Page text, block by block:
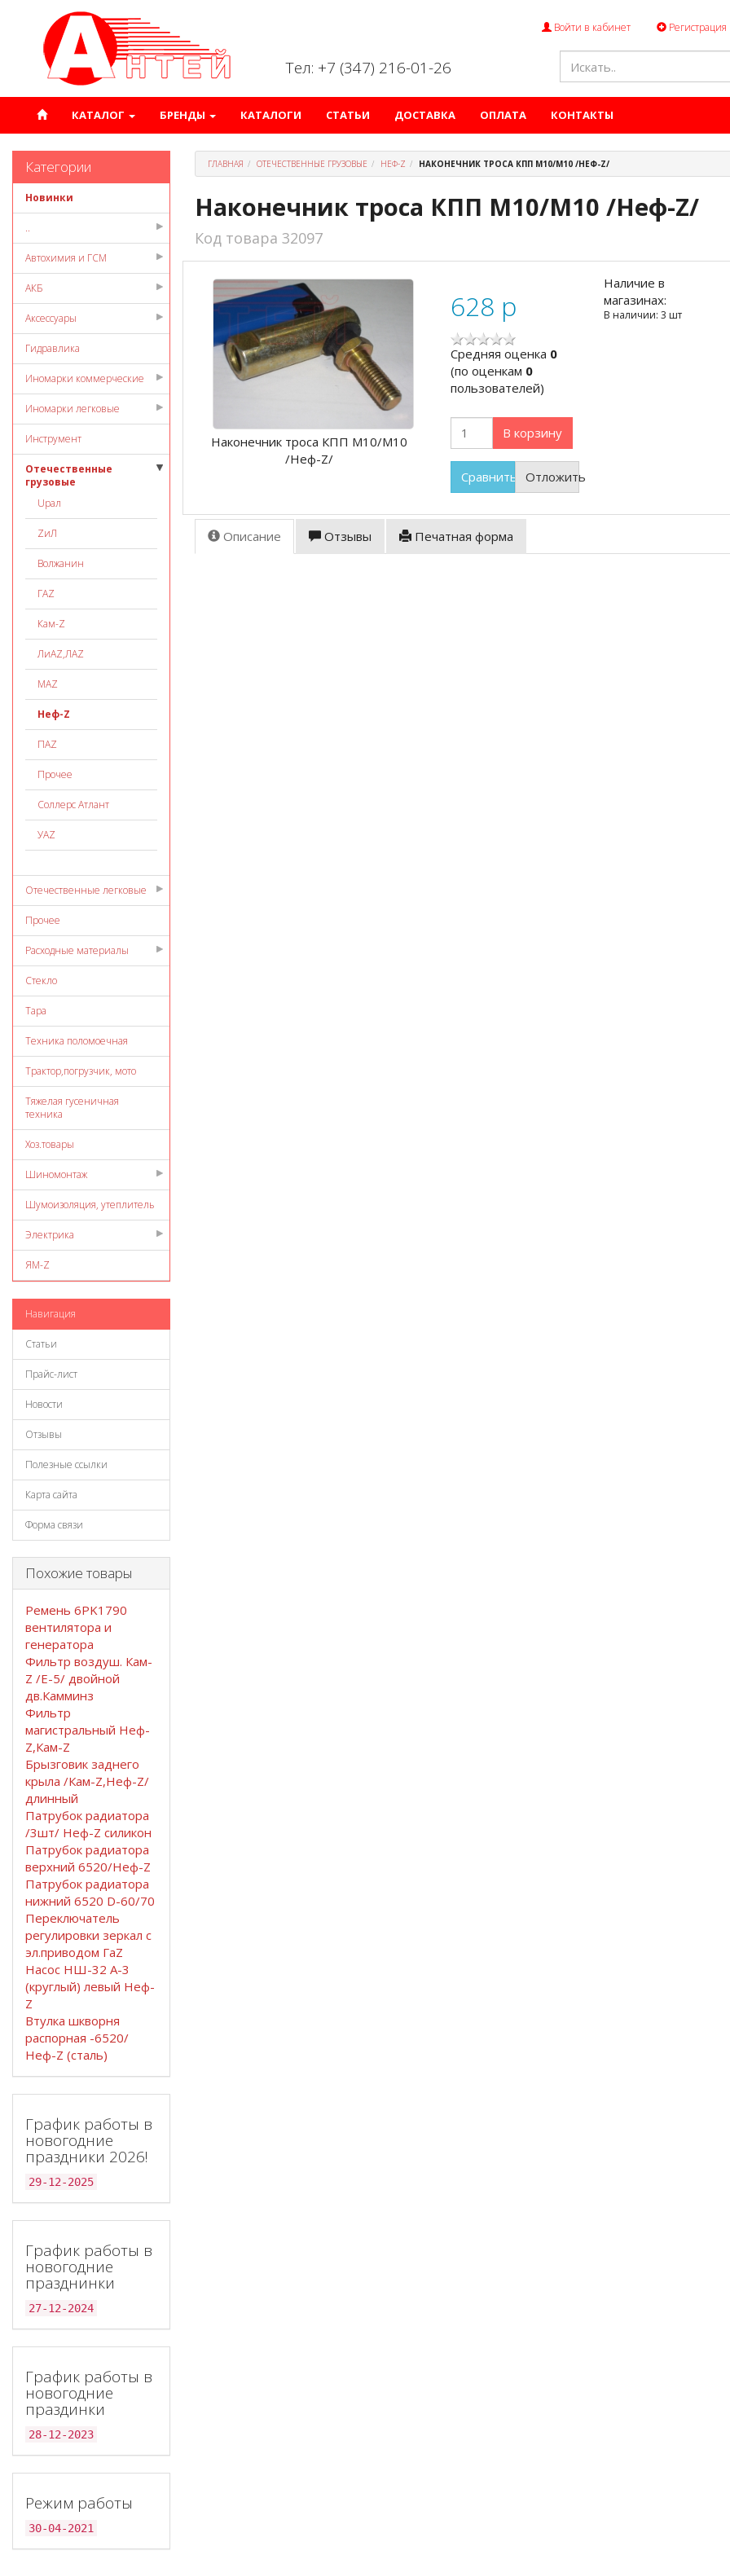
Войти в кабинет Регистрация
Тел: +7 (347) 216-01-26
КАТАЛОГ БРЕНДЫ КАТАЛОГИ СТАТЬИ ДОСТАВКА ОПЛАТА КОНТАКТЫ
Категории
Новинки
..
Автохимия и ГСМ
АКБ
Аксессуары
Гидравлика
Иномарки коммерческие
Иномарки легковые
Инструмент
Отечественные
грузовые
Uрал
ZиЛ
Волжанин
ГАZ
Кам-Z
ЛиАZ,ЛАZ
МАZ
Неф-Z
ПАZ
Прочее
Соллерс Атлант
УАZ
Отечественные легковые
Прочее
Расходные материалы
Стекло
Тара
Техника поломоечная
Трактор,погрузчик, мото
Тяжелая гусеничная
техника
Хоз.товары
Шиномонтаж
Шумоизоляция, утеплитель
Электрика
ЯМ-Z
Навигация
Статьи
Прайс-лист
Новости
Отзывы
Полезные ссылки
Карта сайта
Форма связи
Похожие товары
Ремень 6PK1790
вентилятора и
генератора
Фильтр воздуш. Кам-
Z /Е-5/ двойной
дв.Камминз
Фильтр
магистральный Неф-
Z,Кам-Z
Брызговик заднего
крыла /Кам-Z,Неф-Z/
длинный
Патрубок радиатора
/3шт/ Неф-Z силикон
Патрубок радиатора
верхний 6520/Неф-Z
Патрубок радиатора
нижний 6520 D-60/70
Переключатель
регулировки зеркал с
эл.приводом ГаZ
Насос НШ-32 А-3
(круглый) левый Неф-
Z
Втулка шкворня
распорная -6520/
Неф-Z (сталь)
График работы в
новогодние
праздники 2026!
29-12-2025
График работы в
новогодние
празднинки
27-12-2024
График работы в
новогодние
праздинки
28-12-2023
Режим работы
30-04-2021
ГЛАВНАЯ ОТЕЧЕСТВЕННЫЕ ГРУЗОВЫЕ НЕФ-Z НАКОНЕЧНИК ТРОСА КПП М10/М10 /НЕФ-Z/
Наконечник троса КПП М10/М10 /Неф-Z/
Код товара 32097
Наконечник троса КПП М10/М10
/Неф-Z/
628 p
Cредняя оценка 0
(по оценкам 0
пользователей)
В корзину
Сравнить Отложить
Наличие в
магазинах:
В наличии: 3 шт
Описание Отзывы Печатная форма